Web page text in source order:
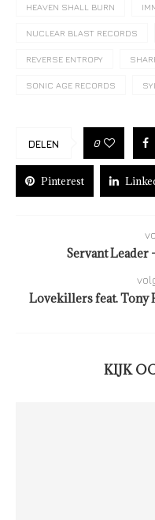
HEAVEN SHALL BURN
NUCLEAR BLAST RECORDS
REVERSE ENTROPY
SONIC AGE RECORDS
DELEN 0
Pinterest
Servant Leader
Lovekillers feat. Tony
KIJK